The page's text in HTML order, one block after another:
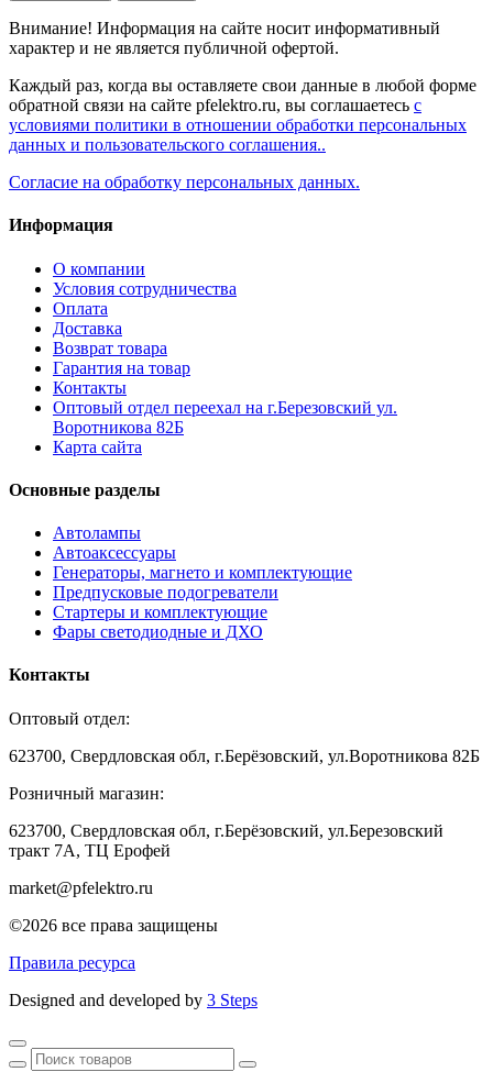
Внимание! Информация на сайте носит информативный
характер и не является публичной офертой.
Каждый раз, когда вы оставляете свои данные в любой форме
обратной связи на сайте pfelektro.ru, вы соглашаетесь с
условиями политики в отношении обработки персональных
данных и пользовательского соглашения..
Согласие на обработку персональных данных.
Информация
О компании
Условия сотрудничества
Оплата
Доставка
Возврат товара
Гарантия на товар
Контакты
Оптовый отдел переехал на г.Березовский ул.
Воротникова 82Б
Карта сайта
Основные разделы
Автолампы
Автоаксессуары
Генераторы, магнето и комплектующие
Предпусковые подогреватели
Стартеры и комплектующие
Фары светодиодные и ДХО
Контакты
Оптовый отдел:
623700, Свердловская обл, г.Берёзовский, ул.Воротникова 82Б
Розничный магазин:
623700, Свердловская обл, г.Берёзовский, ул.Березовский
тракт 7А, ТЦ Ерофей
market@pfelektro.ru
©2026 все права защищены
Правила ресурса
Designed and developed by 3 Steps